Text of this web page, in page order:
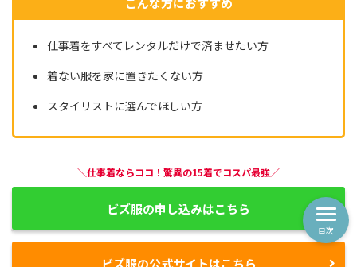
仕事着をすべてレンタルだけで済ませたい方
着ない服を家に置きたくない方
スタイリストに選んでほしい方
＼仕事着ならココ！驚異の15着でコスパ最強／
ビズ服の申し込みはこちら
ビズ服の公式サイトはこちら
目次